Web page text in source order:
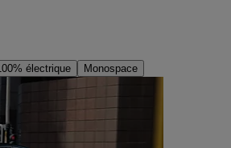
électrique Monospace